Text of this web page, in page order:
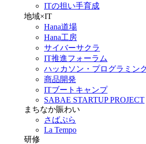
ITの担い手育成
地域×IT
Hana道場
Hana工房
サイバーサクラ
IT推進フォーラム
ハッカソン・プログラミン
商品開発
ITブートキャンプ
SABAE STARTUP PROJECT
まちなか賑わい
さばぷら
La Tempo
研修